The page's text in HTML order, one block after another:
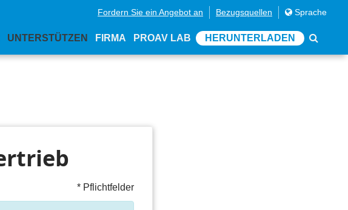
Fordern Sie ein Angebot an Bezugsquellen Sprache
UNTERSTÜTZEN FIRMA PROAV LAB HERUNTERLADEN
* Pflichtfelder